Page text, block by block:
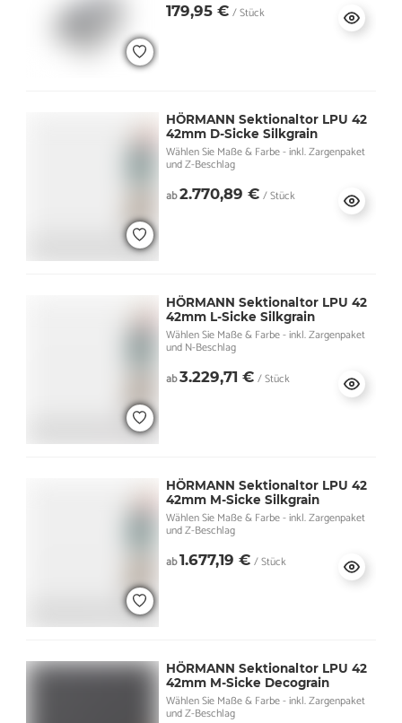
179,95 € / Stück
HÖRMANN Sektionaltor LPU 42
42mm D-Sicke Silkgrain
Wählen Sie Maße & Farbe - inkl. Zargenpaket
und Z-Beschlag
ab2.770,89 € / Stück
HÖRMANN Sektionaltor LPU 42
42mm L-Sicke Silkgrain
Wählen Sie Maße & Farbe - inkl. Zargenpaket
und N-Beschlag
ab3.229,71 € / Stück
HÖRMANN Sektionaltor LPU 42
42mm M-Sicke Silkgrain
Wählen Sie Maße & Farbe - inkl. Zargenpaket
und Z-Beschlag
ab1.677,19 € / Stück
HÖRMANN Sektionaltor LPU 42
42mm M-Sicke Decograin
Wählen Sie Maße & Farbe - inkl. Zargenpaket
und Z-Beschlag